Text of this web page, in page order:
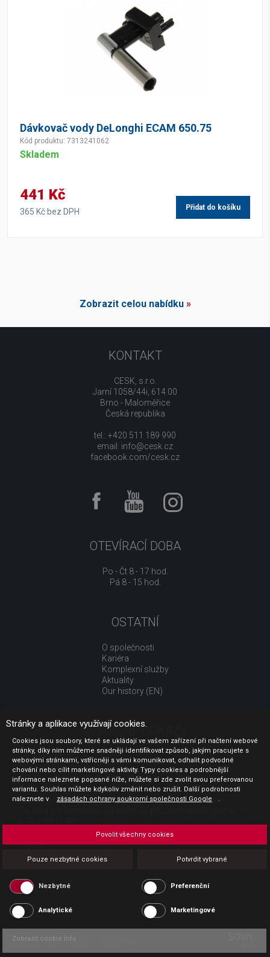
Dávkovač vody DeLonghi ECAM 650.75
Kód produktu: 7313241062
Skladem
441 Kč
365 Kč bez DPH Přidat do košíku
Zobrazit celou nabídku»
KONTAKT
CESK, s.r.o.
Jarní 1058/44i, 614 00
Brno - Maloměřice
Česká republika
tel.: +420 511 189 990
email: info@cesk.cz
facebook.com/cesk.cz
OTEVÍRACÍ DOBA
Po - Čt 8 - 17 hod.
Pá 8 - 15 hod.
OSTATNÍ
O společnosti
Kariéra
Komplexní služby
Aktuality
Our history (EN)
UŽITEČNÉ ODKAZY
Jak nakupovat
Obchodní podmínky
GDPR - ochrana osobních údajů
Profil zadavatele
Sdělení před uzavřením kupní smlouvy pro spotřebitele
Platba
Povinná publicita
Copyright CESK 2026 |
Stránky a aplikace využívají cookies.
Cookies jsou soubory, které se ukládají ve vašem zařízení při načtení webové
stránky, díky nim můžeme snadněji identifikovat způsob, jakým pracujete s
webovými stránkami, vstřícněji s vámi komunikovat, odhalit podvodné
chování nebo cílit marketingové aktivity. Typy cookies a podrobnější
informace naleznete popsané níže, můžete si zde zvolit svou preferovanou
variantu. Souhlas můžete kdykoliv změnit nebo zrušit. Další podrobnosti
naleznete v
zásadách ochrany soukromí společnosti Google .
Pouze nezbytné cookies Potvrdit vybrané
Povolit všechny cookies
Nezbytné Preferenční
Analytické Marketingové
Zobrazit cookie info